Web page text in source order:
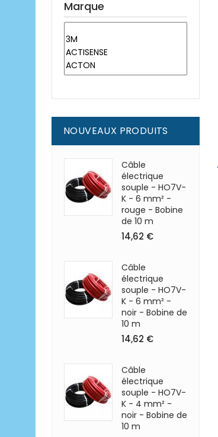
Marque
NOUVEAUX PRODUITS
Câble
électrique
souple - HO7V-
K - 6 mm² -
rouge - Bobine
de 10 m
14,62 €
Câble
électrique
souple - HO7V-
K - 6 mm² -
noir - Bobine de
10 m
14,62 €
Câble
électrique
souple - HO7V-
K - 4 mm² -
noir - Bobine de
10 m